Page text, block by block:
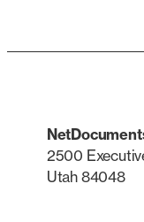
2500
Utah 84048